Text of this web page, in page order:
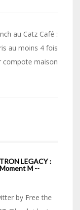
au Catz Café :
au moins 4 fois
compote maison
LEGACY :
M --
by Free the